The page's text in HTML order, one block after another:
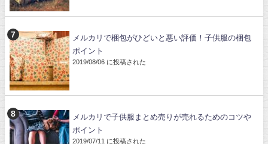
メルカリで梱包がひどいと悪い評価！子供服の梱包
ポイント
2019/08/06 に投稿された
メルカリで子供服まとめ売りが売れるためのコツや
ポイント
2019/07/11 に投稿された